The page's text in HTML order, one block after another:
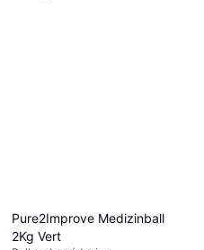
Pure2Improve Medizinball
2Kg Vert